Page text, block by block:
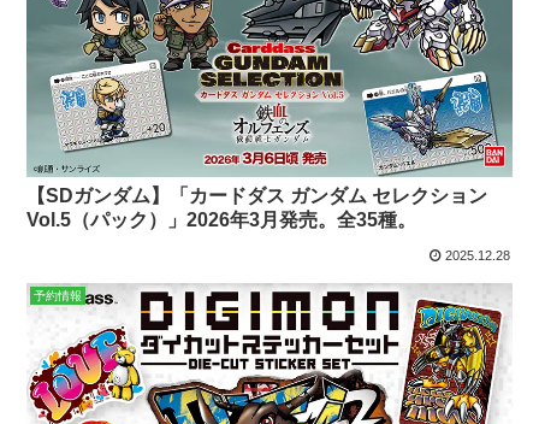
【SDガンダム】「カードダス ガンダム セレクション
Vol.5（パック）」2026年3月発売。全35種。
2025.12.28
予約情報